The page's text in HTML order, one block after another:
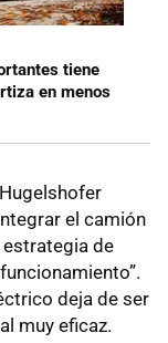
tiene
en menos
el camión
de
deja de ser
muy eficaz.